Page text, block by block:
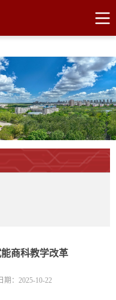
)唯一官方网站
商科教学改革
期：2025-10-22